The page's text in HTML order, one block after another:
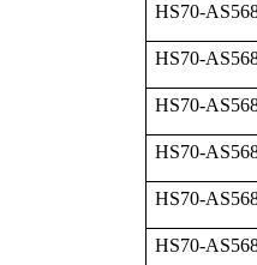
HS70-
HS70-
HS70-
HS70-
HS70-
HS70-